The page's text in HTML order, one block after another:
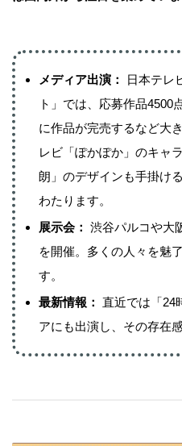
メディア出演：
日本テレ
ト」では、応募作品4500
に作品が完売するなど大
レビ「ぽかぽか」のキャ
朗」のデザインも手掛け
わたります。
展示会： 渋谷パルコや大
を開催。多くの人々を魅
す。
最新情報： 直近では「24
アにも出演し、その存在